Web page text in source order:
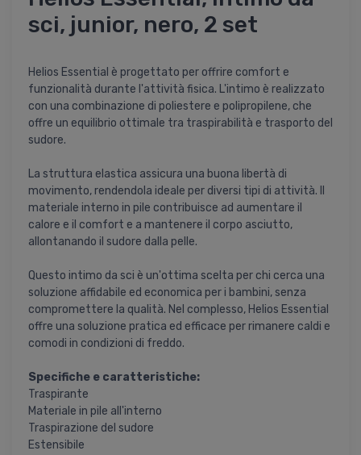
sci, junior, nero, 2 set
Helios Essential è progettato per offrire comfort e
funzionalità durante l'attività fisica. L'intimo è realizzato
con una combinazione di poliestere e polipropilene, che
offre un equilibrio ottimale tra traspirabilità e trasporto del
sudore.
La struttura elastica assicura una buona libertà di
movimento, rendendola ideale per diversi tipi di attività. Il
materiale interno in pile contribuisce ad aumentare il
calore e il comfort e a mantenere il corpo asciutto,
allontanando il sudore dalla pelle.
Questo intimo da sci è un'ottima scelta per chi cerca una
soluzione affidabile ed economica per i bambini, senza
compromettere la qualità. Nel complesso, Helios Essential
offre una soluzione pratica ed efficace per rimanere caldi e
comodi in condizioni di freddo.
Specifiche e caratteristiche:
Traspirante
Materiale in pile all'interno
Traspirazione del sudore
Estensibile